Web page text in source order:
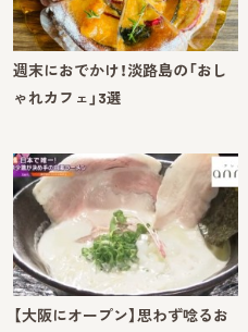
週末におでかけ！淡路島の「おし
ゃれカフェ」3選
【大阪にオープン】思わず唸るお